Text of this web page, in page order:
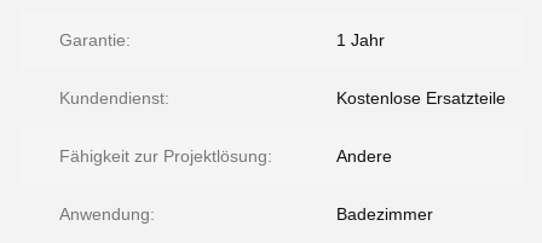
Garantie: 1 Jahr
Kundendienst: Kostenlose Ersatzteile
Fähigkeit zur Projektlösung: Andere
Anwendung: Badezimmer